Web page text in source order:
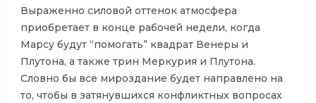
Выраженно силовой оттенок атмосфера
приобретает в конце рабочей недели, когда
Марсу будут “помогать” квадрат Венеры и
Плутона, а также трин Меркурия и Плутона.
Словно бы все мироздание будет направлено на
то, чтобы в затянувшихся конфликтных вопросах